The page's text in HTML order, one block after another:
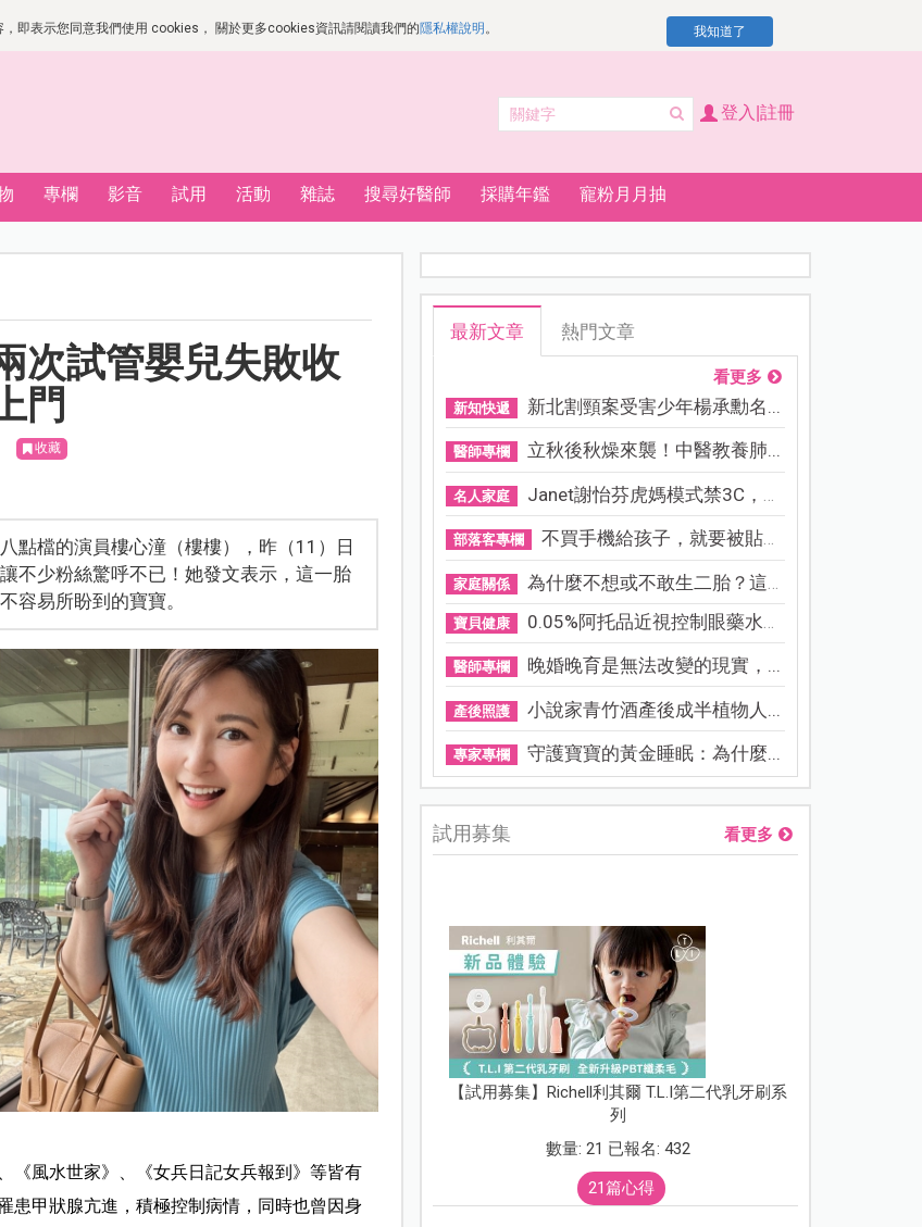
即表示您同意我們使用 cookies， 關於更多cookies資訊請閱讀我們的隱私權說明 。 我知道了
登入|註冊
專欄 影音 試用 活動 雜誌 搜尋好醫師 採購年鑑 寵粉月月抽
次試管嬰兒失敗收
門
收藏
點檔的演員樓心潼（樓樓），昨（11）日
不少粉絲驚呼不已！她發文表示，這一胎
容易所盼到的寶寶。
《風水世家》、《女兵日記女兵報到》等皆有
患甲狀腺亢進，積極控制病情，同時也曾因身
最新文章 熱門文章
看更多
新知快遞 新北割頸案受害少年楊承勳名...
醫師專欄 立秋後秋燥來襲！中醫教養肺...
名人家庭 Janet謝怡芬虎媽模式禁3C，看...
部落客專欄 不買手機給孩子，就要被貼「...
家庭關係 為什麼不想或不敢生二胎？這8...
寶貝健康 0.05%阿托品近視控制眼藥水納...
醫師專欄 晚婚晚育是無法改變的現實，...
產後照護 小說家青竹酒產後成半植物人...
專家專欄 守護寶寶的黃金睡眠：為什麼...
試用募集 看更多
【試用募集】Richell利其爾 T.L.I第二代乳牙刷系
列
數量: 21 已報名: 432
21篇心得